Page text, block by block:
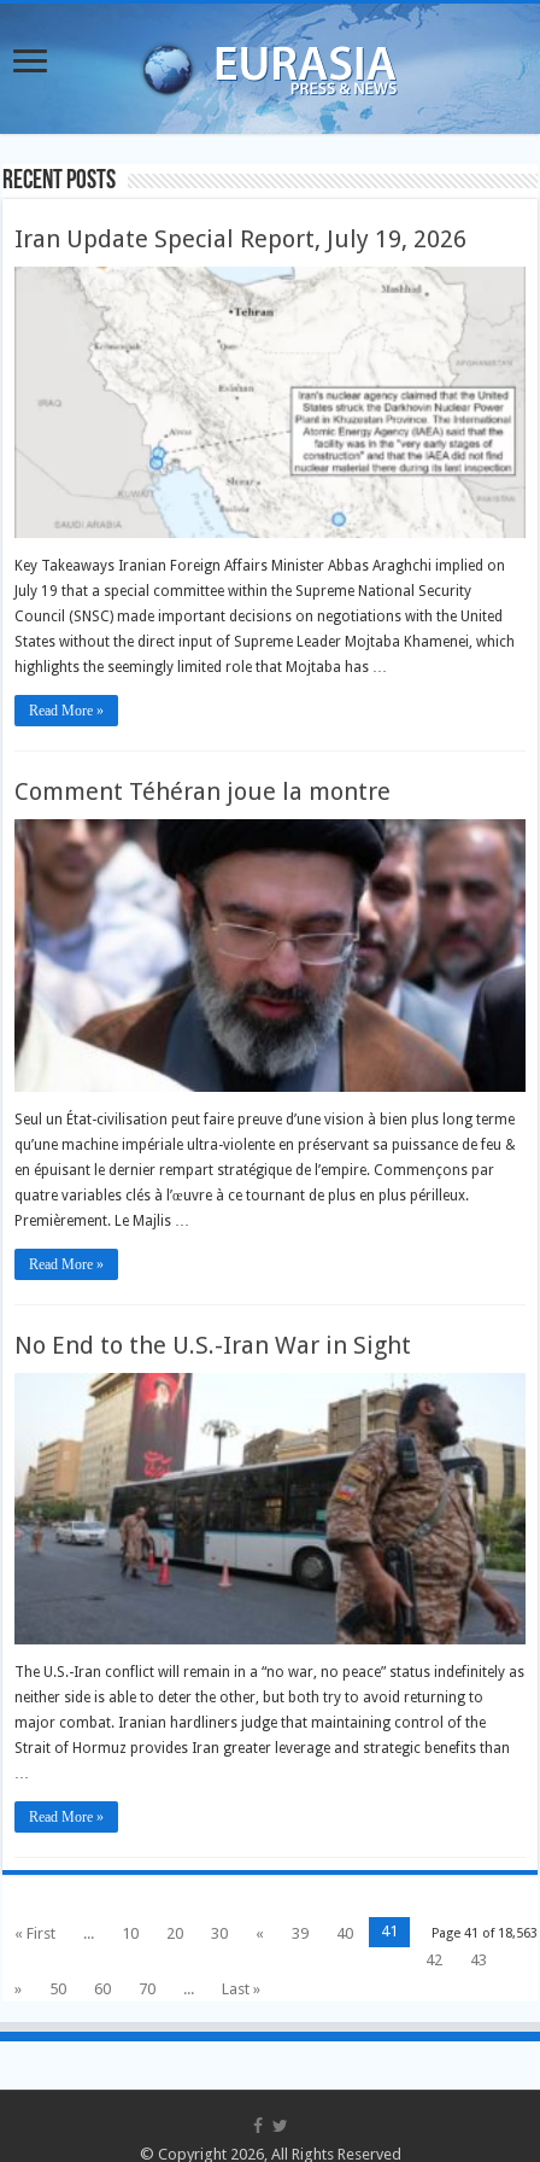
Recent Posts
Iran Update Special Report, July 19, 2026
Key Takeaways Iranian Foreign Affairs Minister Abbas Araghchi implied on
July 19 that a special committee within the Supreme National Security
Council (SNSC) made important decisions on negotiations with the United
States without the direct input of Supreme Leader Mojtaba Khamenei, which
highlights the seemingly limited role that Mojtaba has …
Read More »
Comment Téhéran joue la montre
Seul un État-civilisation peut faire preuve d’une vision à bien plus long terme
qu’une machine impériale ultra-violente en préservant sa puissance de feu &
en épuisant le dernier rempart stratégique de l’empire. Commençons par
quatre variables clés à l’œuvre à ce tournant de plus en plus périlleux.
Premièrement. Le Majlis …
Read More »
No End to the U.S.-Iran War in Sight
The U.S.-Iran conflict will remain in a “no war, no peace” status indefinitely as
neither side is able to deter the other, but both try to avoid returning to
major combat. Iranian hardliners judge that maintaining control of the
Strait of Hormuz provides Iran greater leverage and strategic benefits than
…
Read More »
Page 41 of 18,563
« First ... 10 20 30 « 39 40
41
42
43
»
50 60 70 ... Last »
© Copyright 2026, All Rights Reserved